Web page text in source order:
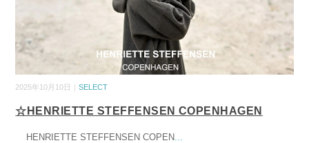
2025年10月10日｜SELECT
☆HENRIETTE STEFFENSEN COPENHAGEN
HENRIETTE STEFFENSEN COPEN